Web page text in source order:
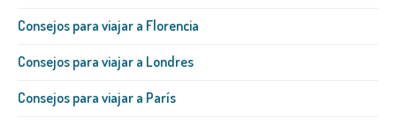
Consejos para viajar a Florencia
Consejos para viajar a Londres
Consejos para viajar a París